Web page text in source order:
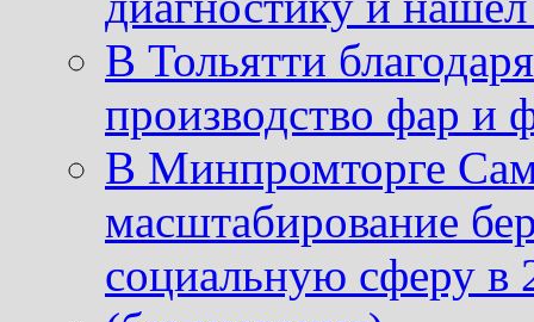
В Тольятти
производство фар и
В Минпромторге
масштабирование
социальную сферу в